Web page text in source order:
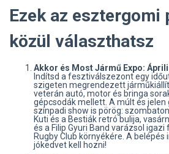
Ezek az esztergomi
közül választhatsz
Akkor és Most Jármű Expo:
Indítsd a fesztiválszezont egy
szigeten megrendezett
veterán autó, motor és bringa
gépcsodák mellett. A múlt és
színpadi show is pörög:
Kuti és a Bestiák retró bulija,
és a Filip Gyuri Band varázsol
Rugby Club környékére. A belépés
jókedvet kell hozni!